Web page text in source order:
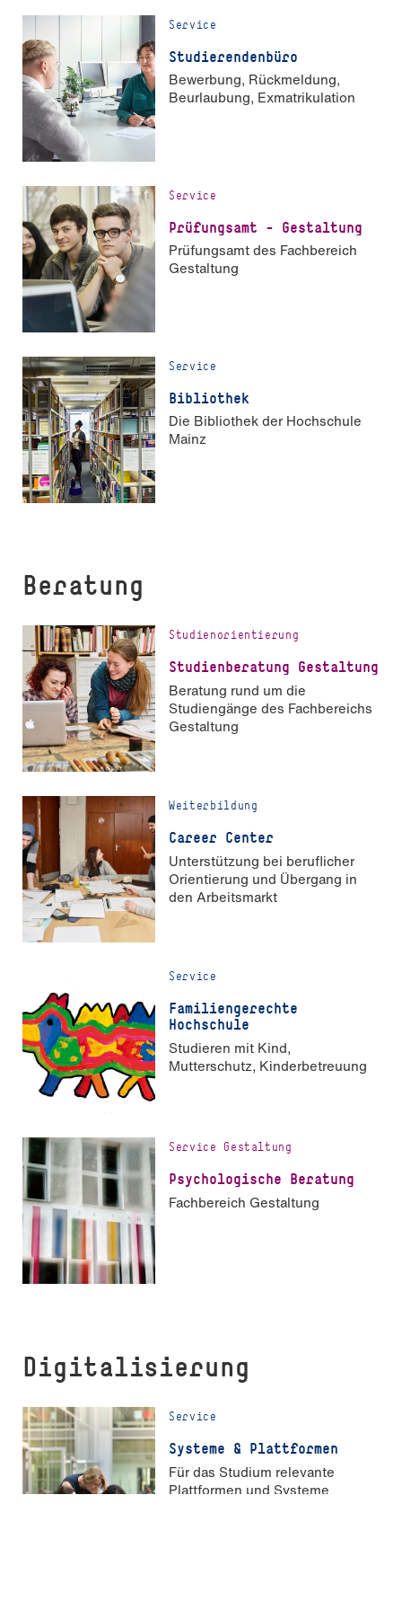
Service
Stu­die­ren­den­büro
Bewerbung, Rückmeldung,
Beurlaubung, Exmatrikulation
Service
Prüfungsamt - Gestaltung
Prüfungsamt des Fachbereich
Gestaltung
Service
Bibliothek
Die Bibliothek der Hochschule
Mainz
Beratung
Studienorientierung
Studienberatung Gestaltung
Beratung rund um die
Studiengänge des Fachbereichs
Gestaltung
Weiterbildung
Career Center
Unterstützung bei beruflicher
Orien­tierung und Übergang in
den Arbeitsmarkt
Service
Familiengerechte
Hochschule
Studieren mit Kind,
Mutterschutz, Kinderbetreuung
Service Gestaltung
Psychologische Beratung
Fachbereich Gestaltung
Digitalisierung
Service
Systeme & Plattformen
Für das Studium relevante
Plattformen und Systeme